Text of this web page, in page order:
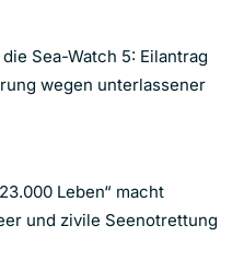
Sea-Watch 5: Eilantrag
wegen unterlassener
Leben“ macht
und zivile Seenotrettung